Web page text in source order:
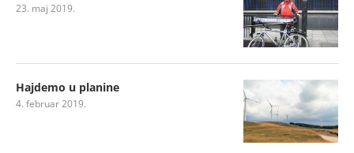
23. maj 2019.
Hajdemo u planine
4. februar 2019.